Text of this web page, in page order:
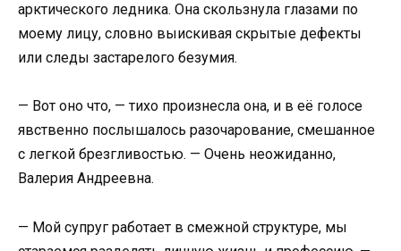
арктического ледника. Она скользнула глазами по
моему лицу, словно выискивая скрытые дефекты
или следы застарелого безумия.
— Вот оно что, — тихо произнесла она, и в её голосе
явственно послышалось разочарование, смешанное
с легкой брезгливостью. — Очень неожиданно,
Валерия Андреевна.
— Мой супруг работает в смежной структуре, мы